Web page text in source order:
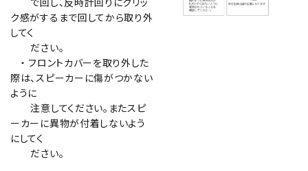
ク感がするまで回してから取り外
してく
ださい。
・ フロントカバーを取り外した
際は、スピーカーに傷がつかない
ように
注意してください。またスピ
ーカーに異物が付着しないよう
にしてく
ださい。